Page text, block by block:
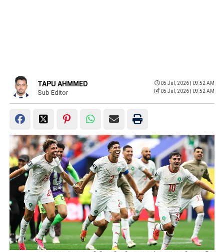
TAPU AHMMED
Sub Editor
05 Jul, 2026 | 09:52 AM
05 Jul, 2026 | 09:52 AM